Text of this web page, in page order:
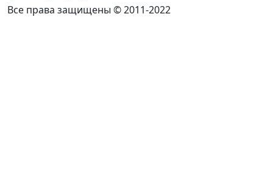
Все права защищены © 2011-2022